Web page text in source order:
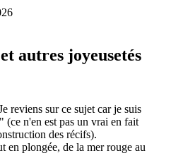
autres joyeusetés
reviens sur ce sujet car je suis
(ce n'en est pas un vrai en fait
des récifs).
en plongée, de la mer rouge au